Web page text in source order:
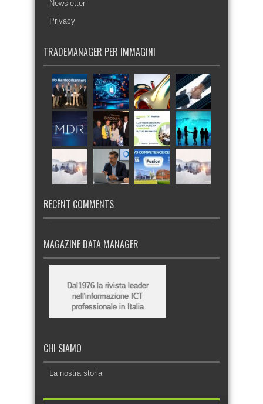
Newsletter
Privacy
TRADEMANAGER PER IMMAGINI
RECENT COMMENTS
MAGAZINE DATA MANAGER
Dal1976 la rivista leader
nell'informazione ICT
professionale in Italia
CHI SIAMO
La nostra storia